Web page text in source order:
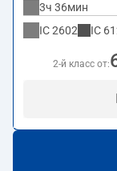
3ч 36мин
IC2602 IC
2-й класс от: